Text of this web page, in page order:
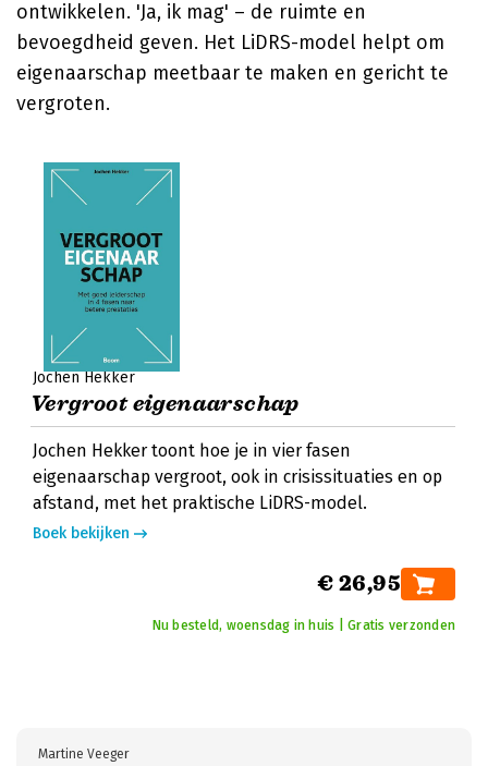
ontwikkelen. 'Ja, ik mag' – de ruimte en
bevoegdheid geven. Het LiDRS-model helpt om
eigenaarschap meetbaar te maken en gericht te
vergroten.
Jochen Hekker
Vergroot eigenaarschap
Jochen Hekker toont hoe je in vier fasen
eigenaarschap vergroot, ook in crisissituaties en op
afstand, met het praktische LiDRS-model.
Boek bekijken
€ 26,95
Nu besteld, woensdag in huis | Gratis verzonden
Martine Veeger